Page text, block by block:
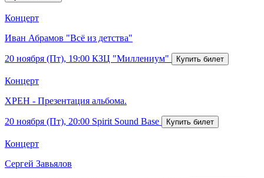
Концерт
Иван Абрамов "Всё из детства"
20 ноября (Пт), 19:00 КЗЦ "Миллениум"
Концерт
ХРЕН - Презентация альбома.
20 ноября (Пт), 20:00 Spirit Sound Base
Концерт
Сергей Завьялов